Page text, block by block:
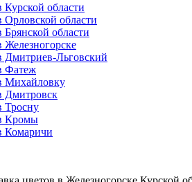
Курской области
Орловской области
Брянской области
Железногорске
Дмитриев-Льговский
Фатеж
Михайловку
Дмитровск
Тросну
Кромы
Комаричи